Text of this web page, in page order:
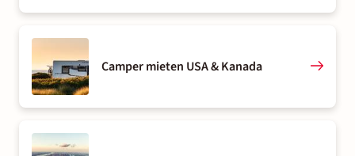
Camper mieten USA & Kanada